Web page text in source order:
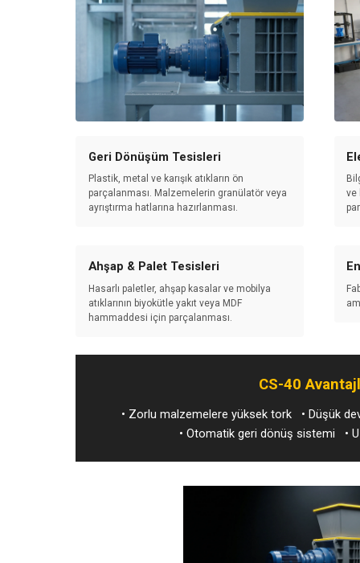
Geri Dönüşüm Tesisleri
Plastik, metal ve karışık atıkların ön
parçalanması. Malzemelerin granülatör veya
ayrıştırma hatlarına hazırlanması.
ve
Ahşap & Palet Tesisleri
Hasarlı paletler, ahşap kasalar ve mobilya
atıklarının biyokütle yakıt veya MDF
hammaddesi için parçalanması.
CS-40
• Zorlu malzemelere yüksek tork • Düşük
• Otomatik geri dönüş sistemi •